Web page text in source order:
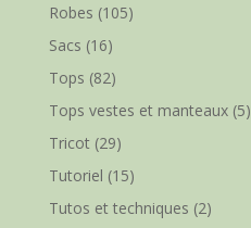
Robes (105)
Sacs (16)
Tops (82)
Tops vestes et manteaux(5)
Tricot(29)
Tutoriel (15)
Tutos et techniques (2)